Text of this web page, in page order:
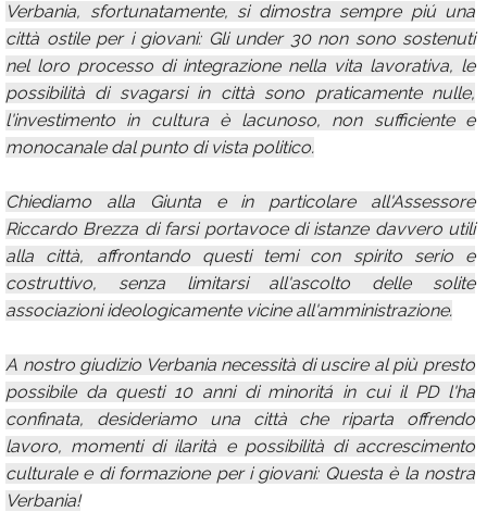
Verbania, sfortunatamente, si dimostra sempre piú una
città ostile per i giovani: Gli under 30 non sono sostenuti
nel loro processo di integrazione nella vita lavorativa, le
possibilità di svagarsi in città sono praticamente nulle,
l'investimento in cultura è lacunoso, non sufficiente e
monocanale dal punto di vista politico.
Chiediamo alla Giunta e in particolare all'Assessore
Riccardo Brezza di farsi portavoce di istanze davvero utili
alla città, affrontando questi temi con spirito serio e
costruttivo, senza limitarsi all'ascolto delle solite
associazioni ideologicamente vicine all'amministrazione.
A nostro giudizio Verbania necessità di uscire al più presto
possibile da questi 10 anni di minoritá in cui il PD l'ha
confinata, desideriamo una città che riparta offrendo
lavoro, momenti di ilarità e possibilità di accrescimento
culturale e di formazione per i giovani: Questa è la nostra
Verbania!